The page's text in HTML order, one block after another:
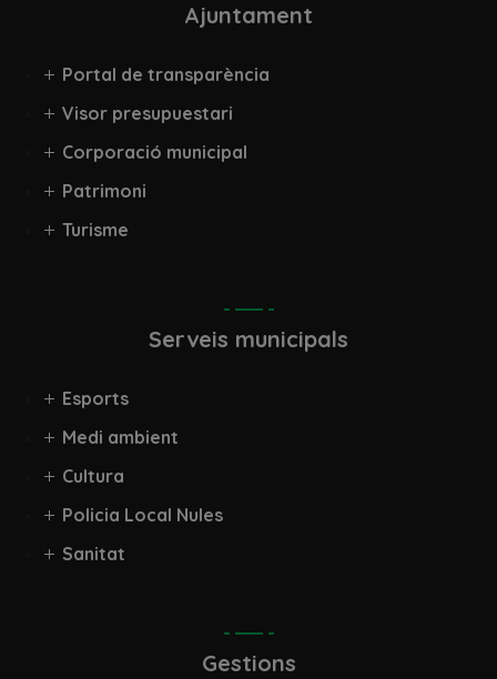
Ajuntament
Portal de transparència
Visor presupuestari
Corporació municipal
Patrimoni
Turisme
Serveis municipals
Esports
Medi ambient
Cultura
Policia Local Nules
Sanitat
Gestions